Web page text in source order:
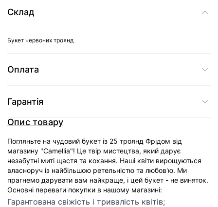
Склад
Букет червоних троянд
Оплата
Гарантія
Опис товару
Погляньте на чудовий букет із 25 троянд Фрідом від
магазину "Camellia"! Це твір мистецтва, який дарує
незабутні миті щастя та кохання. Наші квіти вирощуються
власноруч із найбільшою ретельністю та любов'ю. Ми
прагнемо дарувати вам найкраще, і цей букет - не виняток.
Основні переваги покупки в нашому магазині:
Гарантована свіжість і тривалість квітів;